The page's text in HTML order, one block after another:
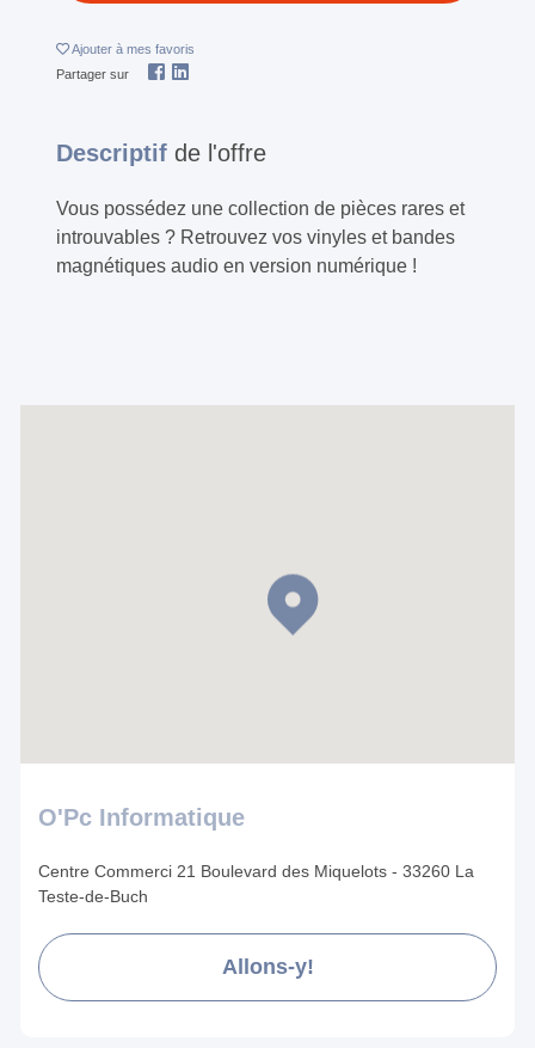
Ajouter à mes favoris
Partager sur
Descriptif de l'offre
Vous possédez une collection de pièces rares et
introuvables ? Retrouvez vos vinyles et bandes
magnétiques audio en version numérique !
O'Pc Informatique
Centre Commerci 21 Boulevard des Miquelots - 33260 La
Teste-de-Buch
Allons-y!